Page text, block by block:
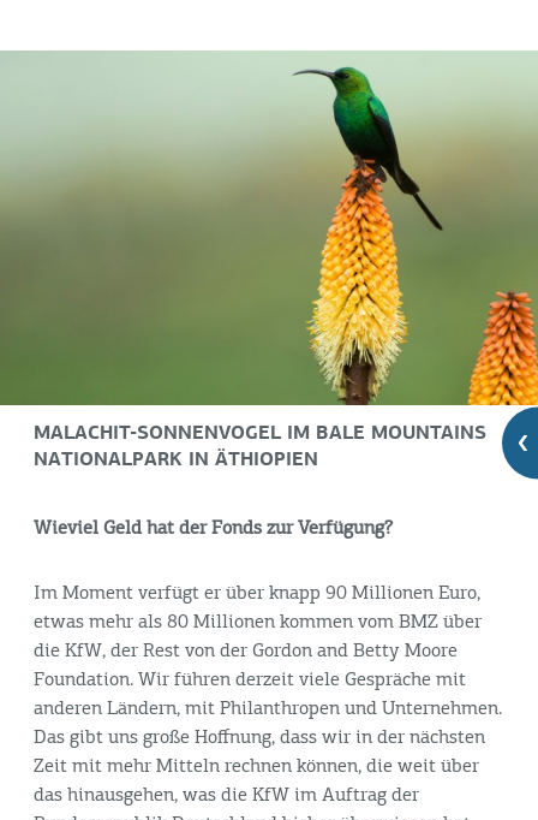
MALACHIT-SONNENVOGEL IM BALE MOUNTAINS
NATIONALPARK IN ÄTHIOPIEN
Wieviel Geld hat der Fonds zur Verfügung?
Im Moment verfügt er über knapp 90 Millionen Euro,
etwas mehr als 80 Millionen kommen vom BMZ über
die KfW, der Rest von der Gordon and Betty Moore
Foundation. Wir führen derzeit viele Gespräche mit
anderen Ländern, mit Philanthropen und Unternehmen.
Das gibt uns große Hoffnung, dass wir in der nächsten
Zeit mit mehr Mitteln rechnen können, die weit über
das hinausgehen, was die KfW im Auftrag der